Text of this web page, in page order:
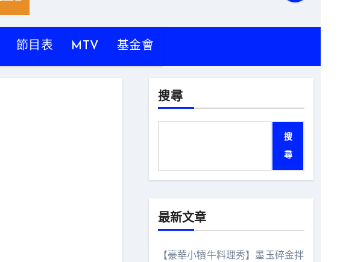
節目表 MTV 基金會
搜尋
搜
尋
最新文章
【豪華小犢牛料理秀】墨玉碎金拌